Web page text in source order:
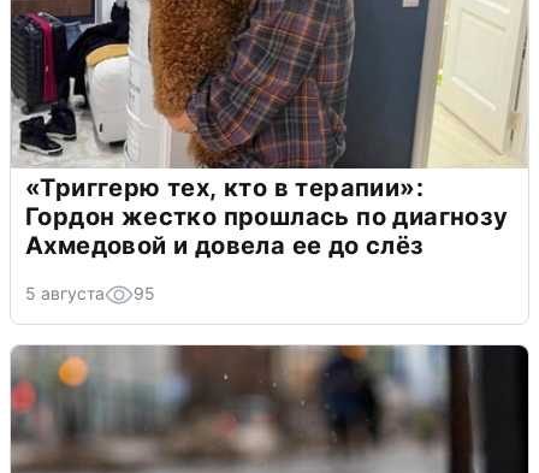
«Триггерю тех, кто в терапии»:
Гордон жестко прошлась по диагнозу
Ахмедовой и довела ее до слёз
5 августа 95